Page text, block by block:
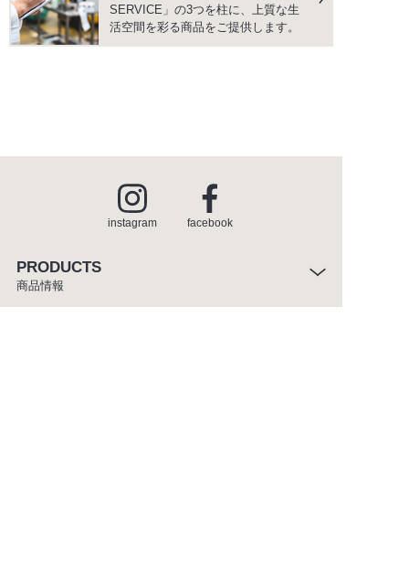
SERVICE」の3つを柱に、上質な生
活空間を彩る商品をご提供します。
instagram facebook
PRODUCTS
商品情報